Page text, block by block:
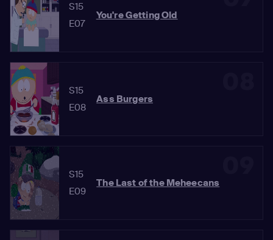
S15
E07
You're Getting Old
S15
E08
Ass Burgers
S15
E09
The Last of the Meheecans